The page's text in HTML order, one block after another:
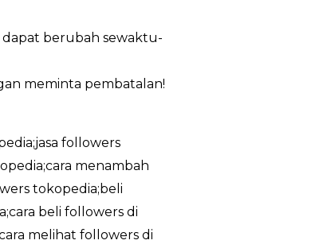
dapat berubah sewaktu-
meminta pembatalan!
followers
menambah
tokopedia;beli
beli followers di
melihat followers di